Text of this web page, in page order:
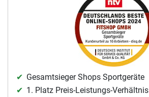
Gesamtsieger Shops Sportgeräte
1. Platz Preis-Leistungs-Verhältnis